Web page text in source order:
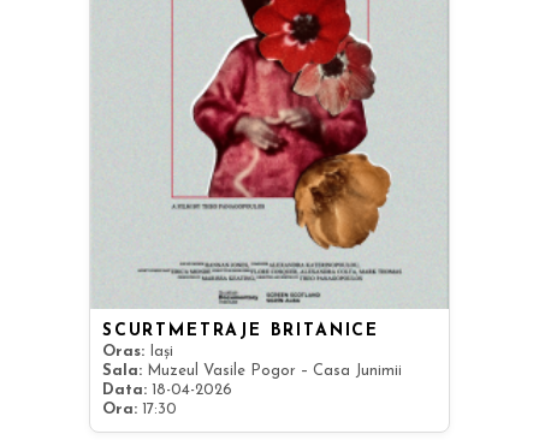
SCURTMETRAJE BRITANICE
Oras: Iași
Sala: Muzeul Vasile Pogor – Casa Junimii
Data: 18-04-2026
Ora: 17:30